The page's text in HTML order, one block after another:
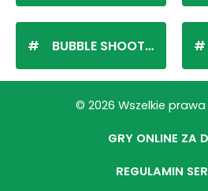
BUBBLE SHOOTER
© 2026 Wszelkie
GRY ONLINE ZA
REGULAMIN